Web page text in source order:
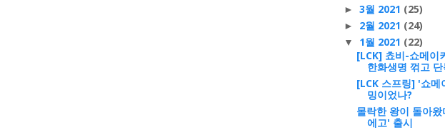
► 3월 2021 (25)
► 2월 2021 (24)
▼ 1월 2021 (22)
[LCK] 쵸비-쇼메이
한화생명 꺾고
[LCK 스프링] '쇼메
밍이었나?
몰락한 왕이 돌아
에고' 출시